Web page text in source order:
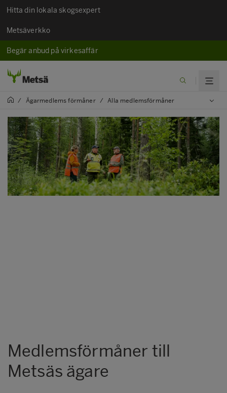
Hitta din lokala skogsexpert
Metsäverkko
Begär anbud på virkesaffär
/ Ägarmedlems förmåner / Alla medlemsförmåner
Medlemsförmåner till
Metsäs ägare